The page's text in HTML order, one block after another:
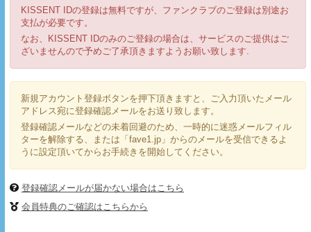
KISSENT IDの登録は無料ですが、ファンクラブのご登録は別途お
支払が必要です。
なお、KISSENT IDのみのご登録の場合は、サービスのご提供はご
ざいませんので予めご了承頂きますようお願い致します.
新規アカウント登録ボタンを押下頂きますと、ご入力頂いたメール
アドレス宛に登録確認メールをお送り致します。
登録確認メールなどの未着回避のため、一時的に迷惑メールフィル
ターを解除する、または「fave1.jp」からのメールを受信できるよ
うに設定頂いてからお手続きを開始してください。
登録確認メールが届かない場合はこちら
会員特典のご確認はこちらから